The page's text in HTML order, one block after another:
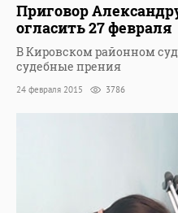
Приговор
огласить 27 февраля
В Кировском районном
судебные прения
24 февраля 2015 3786